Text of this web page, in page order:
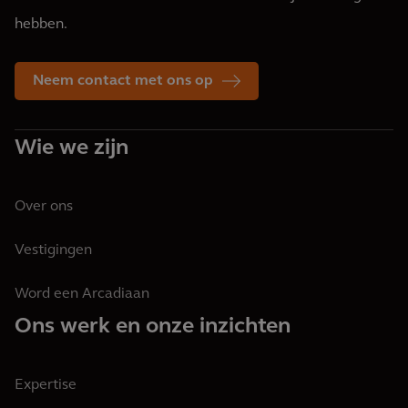
hebben.
Neem contact met ons op
Wie we zijn
Over ons
Vestigingen
Word een Arcadiaan
Ons werk en onze inzichten
Expertise